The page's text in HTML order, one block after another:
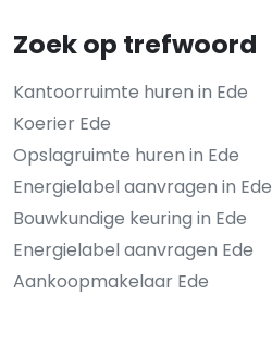
Zoek op trefwoord
Kantoorruimte huren in Ede
Koerier Ede
Opslagruimte huren in Ede
Energielabel aanvragen in Ede
Bouwkundige keuring in Ede
Energielabel aanvragen Ede
Aankoopmakelaar Ede